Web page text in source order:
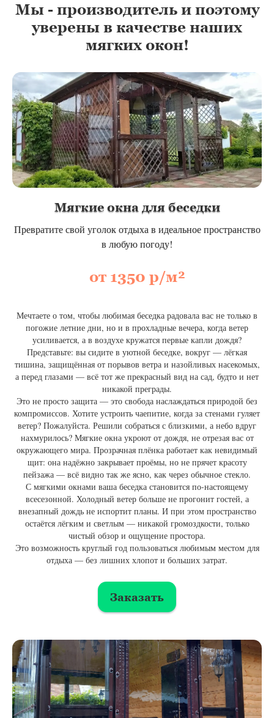
Мы - производитель и поэтому
уверены в качестве наших
мягких окон!
Мягкие окна для беседки
Превратите свой уголок отдыха в идеальное пространство
в любую погоду!
от 1350 р/м²
Мечтаете о том, чтобы любимая беседка радовала вас не только в
погожие летние дни, но и в прохладные вечера, когда ветер
усиливается, а в воздухе кружатся первые капли дождя?
Представьте: вы сидите в уютной беседке, вокруг — лёгкая
тишина, защищённая от порывов ветра и назойливых насекомых,
а перед глазами — всё тот же прекрасный вид на сад, будто и нет
никакой преграды.
Это не просто защита — это свобода наслаждаться природой без
компромиссов. Хотите устроить чаепитие, когда за стенами гуляет
ветер? Пожалуйста. Решили собраться с близкими, а небо вдруг
нахмурилось? Мягкие окна укроют от дождя, не отрезая вас от
окружающего мира. Прозрачная плёнка работает как невидимый
щит: она надёжно закрывает проёмы, но не прячет красоту
пейзажа — всё видно так же ясно, как через обычное стекло.
С мягкими окнами ваша беседка становится по-настоящему
всесезонной. Холодный ветер больше не прогонит гостей, а
внезапный дождь не испортит планы. И при этом пространство
остаётся лёгким и светлым — никакой громоздкости, только
чистый обзор и ощущение простора.
Это возможность круглый год пользоваться любимым местом для
отдыха — без лишних хлопот и больших затрат.
Заказать